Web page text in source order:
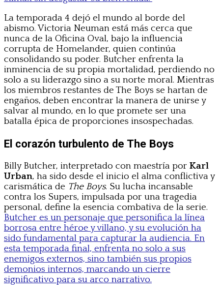
La temporada 4 dejó el mundo al borde del
abismo. Victoria Neuman está más cerca que
nunca de la Oficina Oval, bajo la influencia
corrupta de Homelander, quien continúa
consolidando su poder. Butcher enfrenta la
inminencia de su propia mortalidad, perdiendo no
solo a su liderazgo sino a su norte moral. Mientras
los miembros restantes de The Boys se hartan de
engaños, deben encontrar la manera de unirse y
salvar al mundo, en lo que promete ser una
batalla épica de proporciones insospechadas.
El corazón turbulento de The Boys
Billy Butcher, interpretado con maestría por Karl
Urban, ha sido desde el inicio el alma conflictiva y
carismática de The Boys. Su lucha incansable
contra los Supers, impulsada por una tragedia
personal, define la esencia combativa de la serie.
Butcher es un personaje que personifica la línea
borrosa entre héroe y villano, y su evolución ha
sido fundamental para capturar la audiencia. En
esta temporada final, enfrenta no solo a sus
enemigos externos, sino también sus propios
demonios internos, marcando un cierre
significativo para su arco narrativo.